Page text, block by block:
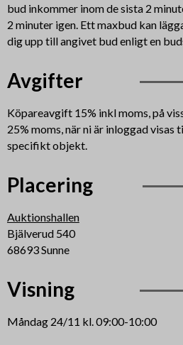
bud inkommer inom de sista 2
2 minuter igen. Ett maxbud kan
dig upp till angivet bud enligt en
Avgifter
Köpareavgift 15% inkl moms, på
25% moms, när ni är inloggad
specifikt objekt.
Placering
Auktionshallen
Bjälverud 540
68693 Sunne
Visning
Måndag 24/11 kl. 09:00-10:00